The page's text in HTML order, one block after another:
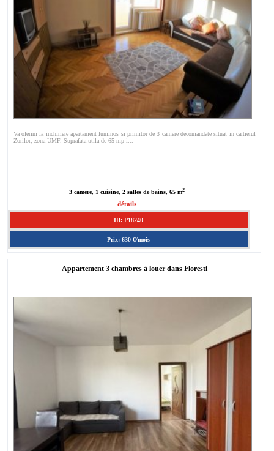
Va oferim la inchiriere apartament luminos si primitor de 3 camere decomandate situat in cartierul
Zorilor, zona UMF. Suprafata utila de 65 mp i...
3 camere, 1 cuisine, 2 salles de bains, 65 m2
détails
ID: P18240
Prix: 630 €/mois
Appartement 3 chambres à louer dans Floresti